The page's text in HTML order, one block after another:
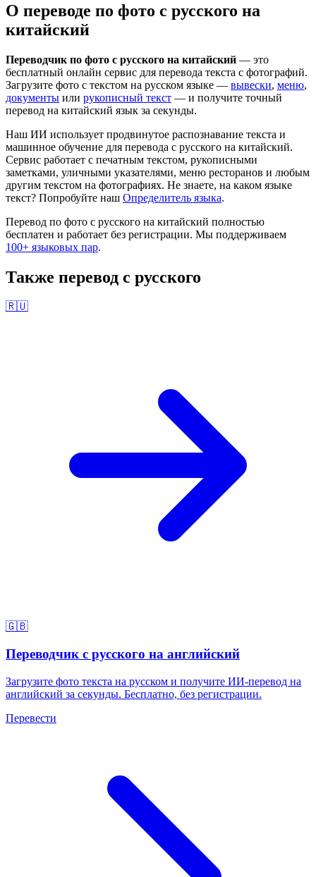
О переводе по фото с русского на
китайский
Переводчик по фото с русского на китайский — это
бесплатный онлайн сервис для перевода текста с фотографий.
Загрузите фото с текстом на русском языке — вывески, меню,
документы или рукописный текст — и получите точный
перевод на китайский язык за секунды.
Наш ИИ использует продвинутое распознавание текста и
машинное обучение для перевода с русского на китайский.
Сервис работает с печатным текстом, рукописными
заметками, уличными указателями, меню ресторанов и любым
другим текстом на фотографиях. Не знаете, на каком языке
текст? Попробуйте наш Определитель языка.
Перевод по фото с русского на китайский полностью
бесплатен и работает без регистрации. Мы поддерживаем
100+ языковых пар.
Также перевод с русского
🇷🇺
🇬🇧
Переводчик с русского на английский
Загрузите фото текста на русском и получите ИИ-перевод на
английский за секунды. Бесплатно, без регистрации.
Перевести